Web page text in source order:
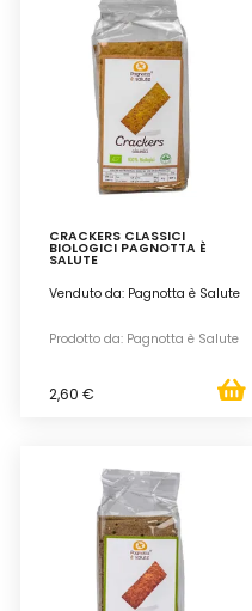
CRACKERS CLASSICI
BIOLOGICI PAGNOTTA È
SALUTE
Venduto da: Pagnotta è Salute
Prodotto da: Pagnotta è Salute
2,60 €